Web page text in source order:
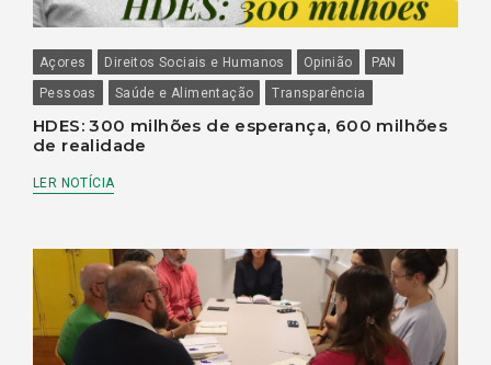
Açores Direitos Sociais e Humanos Opinião
PAN
Pessoas
Saúde e Alimentação Transparência
HDES: 300 milhões de esperança, 600 milhões
de realidade
LER NOTÍCIA